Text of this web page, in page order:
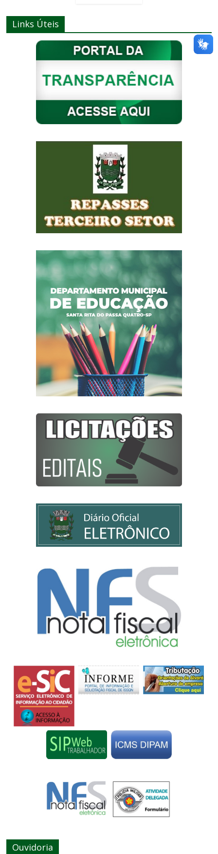
Links Úteis
Ouvidoria